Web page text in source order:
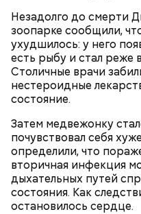
Незадолго до смерти
зоопарке сообщили,
ухудшилось: у него
есть рыбу и стал реже
Столичные врачи
нестероидные
состояние.
Затем медвежонку
почувствовал себя
определили, что
вторичная инфекция
дыхательных путей
состояния. Как
остановилось сердце.
Фото: Shutterstock